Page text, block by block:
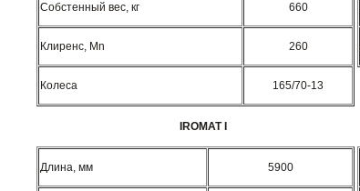
Собстенный вес, кг 660
Клиренс, Mn 260
Колеса 165/70-13
IROMAT I
Длина, мм 5900